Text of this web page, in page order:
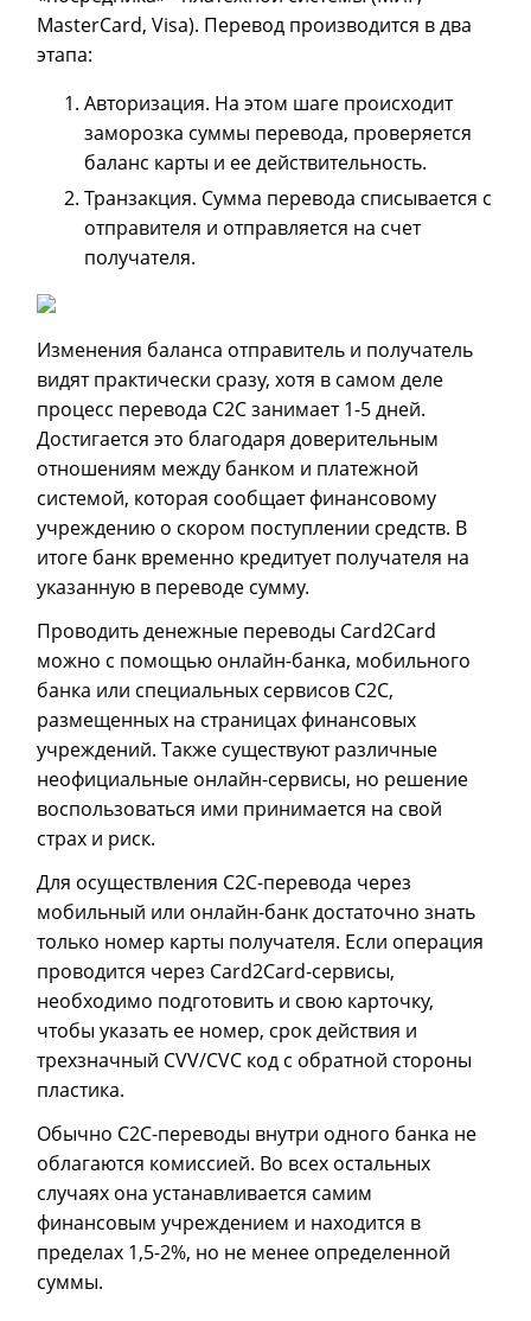
MasterCard, Visa). Перевод производится в два
этапа:
Авторизация. На этом шаге происходит
заморозка суммы перевода, проверяется
баланс карты и ее действительность.
Транзакция. Сумма перевода списывается с
отправителя и отправляется на счет
получателя.
Изменения баланса отправитель и получатель
видят практически сразу, хотя в самом деле
процесс перевода C2C занимает 1-5 дней.
Достигается это благодаря доверительным
отношениям между банком и платежной
системой, которая сообщает финансовому
учреждению о скором поступлении средств. В
итоге банк временно кредитует получателя на
указанную в переводе сумму.
Проводить денежные переводы Card2Card
можно с помощью онлайн-банка, мобильного
банка или специальных сервисов C2C,
размещенных на страницах финансовых
учреждений. Также существуют различные
неофициальные онлайн-сервисы, но решение
воспользоваться ими принимается на свой
страх и риск.
Для осуществления C2C-перевода через
мобильный или онлайн-банк достаточно знать
только номер карты получателя. Если операция
проводится через Card2Card-сервисы,
необходимо подготовить и свою карточку,
чтобы указать ее номер, срок действия и
трехзначный CVV/CVC код с обратной стороны
пластика.
Обычно C2C-переводы внутри одного банка не
облагаются комиссией. Во всех остальных
случаях она устанавливается самим
финансовым учреждением и находится в
пределах 1,5-2%, но не менее определенной
суммы.